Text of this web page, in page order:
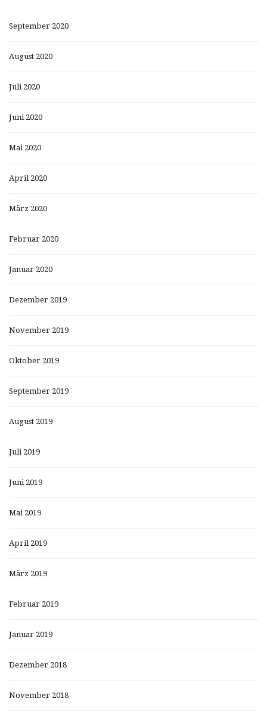
September 2020
August 2020
Juli 2020
Juni 2020
Mai 2020
April 2020
März 2020
Februar 2020
Januar 2020
Dezember 2019
November 2019
Oktober 2019
September 2019
August 2019
Juli 2019
Juni 2019
Mai 2019
April 2019
März 2019
Februar 2019
Januar 2019
Dezember 2018
November 2018